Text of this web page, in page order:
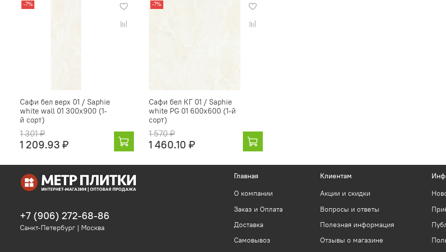
-7%
Сафи бел верх 01 / Saphie
white wall 01 300х900 (1-
й сорт)
1 301 ₽
1 209.93 ₽
-7%
Сафи бел КГ 01 / Saphie
white PG 01 600х600 (1-й
сорт)
1 570 ₽
1 460.10 ₽
Главная
О компании
Заказ и Оплата
Доставка
Самовывоз
Клиентам
Акции и скидки
Вопросы и ответы
Полезная информация
Отзывы о магазине
+7 (906) 272-68-86
Санкт-Петербург | Москва